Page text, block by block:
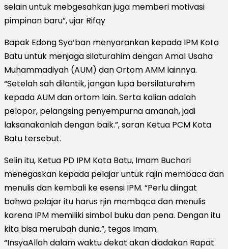
selain untuk mebgesahkan juga memberi motivasi
pimpinan baru”, ujar Rifqy
Bapak Edong Sya’ban menyarankan kepada IPM Kota
Batu untuk menjaga silaturahim dengan Amal Usaha
Muhammadiyah (AUM) dan Ortom AMM lainnya.
“Setelah sah dilantik, jangan lupa bersilaturahim
kepada AUM dan ortom lain. Serta kalian adalah
pelopor, pelangsing penyempurna amanah, jadi
laksanakanlah dengan baik.”, saran Ketua PCM Kota
Batu tersebut.
Selin itu, Ketua PD IPM Kota Batu, Imam Buchori
menegaskan kepada pelajar untuk rajin membaca dan
menulis dan kembali ke esensi IPM. “Perlu diingat
bahwa pelajar itu harus rjin membqca dan menulis
karena IPM memiliki simbol buku dan pena. Dengan itu
kita bisa merubah dunia.”, tegas Imam.
“InsyaAllah dalam waktu dekat akan diadakan Rapat